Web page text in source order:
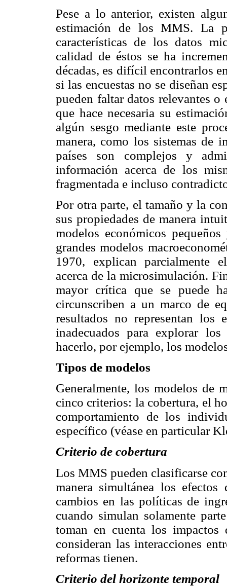
Pese a lo anterior, existen
estimación de los MMS. La
características de los datos
calidad de éstos se ha
décadas, es difícil encontrarlos
si las encuestas no se diseñan
pueden faltar datos relevantes o
que hace necesaria su
algún sesgo mediante este
manera, como los sistemas de
países son complejos y
información acerca de los
fragmentada e incluso
Por otra parte, el tamaño y la
sus propiedades de manera
modelos económicos
grandes modelos
1970, explican parcialmente
acerca de la microsimulación.
mayor crítica que se puede
circunscriben a un marco de
resultados no representan los
inadecuados para explorar
hacerlo, por ejemplo, los
Tipos de modelos
Generalmente, los modelos de
cinco criterios: la cobertura, el
comportamiento de los
específico (véase en particular
Criterio de cobertura
Los MMS pueden clasificarse
manera simultánea los
cambios en las políticas de
cuando simulan solamente
toman en cuenta los
consideran las interacciones
reformas tienen.
Criterio del horizonte temporal